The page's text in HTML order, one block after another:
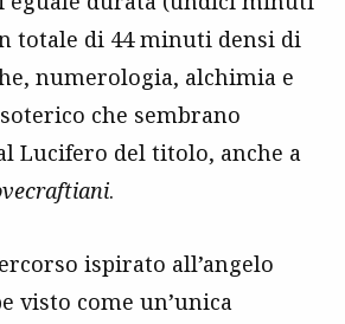
totale di 44 minuti densi di
numerologia, alchimia e
che sembrano
Lucifero del titolo, anche a
.
ispirato all’angelo
visto come un’unica